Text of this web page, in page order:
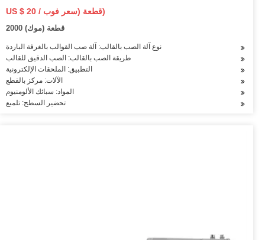
الشمسي
US $ 20 / قطعة (سعر فوب)
2000 قطعة (موك)
نوع آلة الصب بالقالب: آلة صب القوالب بالغرفة الباردة
طريقة الصب بالقالب: الصب الدقيق للقالب
التطبيق: الملحقات الإلكترونية
الآلات: مركز بالقطع
المواد: سبائك الألومنيوم
تحضير السطح: تلميع